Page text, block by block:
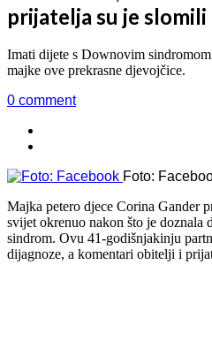
prijatelja su je slomili
Imati dijete s Downovim
majke ove prekrasne djevojčice.
0 comment
Foto:
Majka petero djece Corina Gander
svijet okrenuo nakon što je doznala
sindrom. Ovu 41-godišnjakinju
dijagnoze, a komentari obitelji i